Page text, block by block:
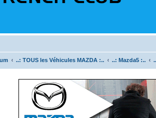
..: TOUS les Véhicules MAZDA :.. ..: Mazda5 :..